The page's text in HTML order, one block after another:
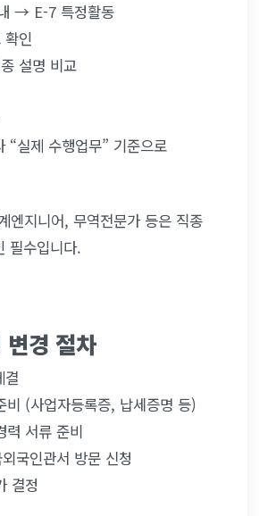
→ E-7 특정활동
인
설명 비교
“실제 수행업무” 기준으로
엔지니어, 무역전문가 등은 직종
필수입니다.
경 절차
(사업자등록증, 납세증명 등)
서류 준비
국인관서 방문 신청
결정